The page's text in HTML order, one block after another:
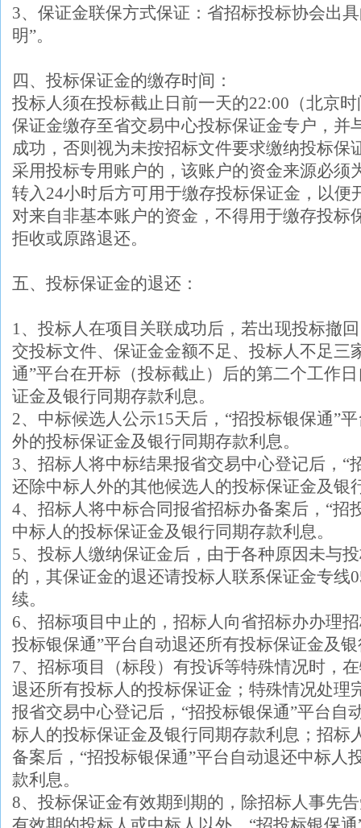
3、保证金联保方式保证：省招标投标协会出
明”。
四、投标保证金的缴存时间：
投标人须在投标截止日前一天的22:00（北京
保证金缴存至省交易中心投标保证金专户，并
成功，否则视为未按招标文件要求缴纳投标保
采用投标专用账户的，该账户的资金来源必须
转入24小时后方可用于缴存投标保证金，以便
对来自非基本账户的资金，不得用于缴存投标
拒收或原路退还。
五、投标保证金的退还：
1、投标人在项目关联成功后，若出现投标撤
交投标文件、保证金金额不足、投标人不足三
通”平台在开标（投标截止）后的第二个工作
证金及银行同期存款利息。
2、中标候选人公示15天后，“招投标银保通”
外的投标保证金及银行同期存款利息。
3、招标人将中标结果报省交易中心登记后，“
还除中标人外的其他候选人的投标保证金及银
4、招标人将中标合同报省招标办备案后，“招
中标人的投标保证金及银行同期存款利息。
5、投标人缴纳保证金后，由于各种原因未与
的，其保证金的退还请投标人联系保证金专线
续。
6、招标项目中止的，招标人向省招标办办理
投标银保通”平台自动退还所有投标保证金及
7、招标项目（标段）有投诉等特殊情况时，
退还所有投标人的投标保证金；特殊情况处理
报省交易中心登记后，“招投标银保通”平台自
标人的投标保证金及银行同期存款利息；招标
备案后，“招投标银保通”平台自动退还中标人
款利息。
8、投标保证金有效期到期的，除招标人事先
有效期的投标人或中标人以外，“招投标银保